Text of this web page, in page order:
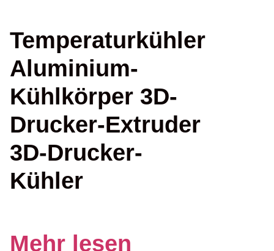
Temperaturkühler
Aluminium-
Kühlkörper 3D-
Drucker-Extruder
3D-Drucker-
Kühler
Mehr lesen